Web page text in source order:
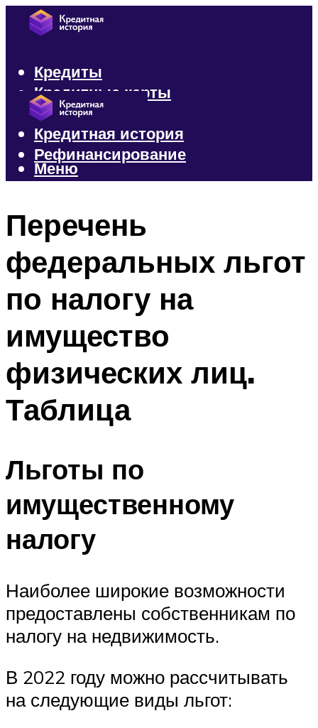
Кредиты
Кредитные карты
Микрозаймы
Кредитная история
Рефинансирование
Меню
Перечень
федеральных льгот
по налогу на
имущество
физических лиц.
Таблица
Льготы по
имущественному
налогу
Наиболее широкие возможности
предоставлены собственникам по
налогу на недвижимость.
В 2022 году можно рассчитывать
на следующие виды льгот: